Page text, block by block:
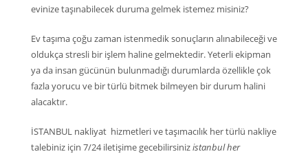
evinize taşınabilecek duruma gelmek istemez misiniz?
Ev taşıma çoğu zaman istenmedik sonuçların alınabileceği ve
oldukça stresli bir işlem haline gelmektedir. Yeterli ekipman
ya da insan gücünün bulunmadığı durumlarda özellikle çok
fazla yorucu ve bir türlü bitmek bilmeyen bir durum halini
alacaktır.
İSTANBUL nakliyat hizmetleri ve taşımacılık her türlü nakliye
talebiniz için 7/24 iletişime gecebilirsinizistanbul her